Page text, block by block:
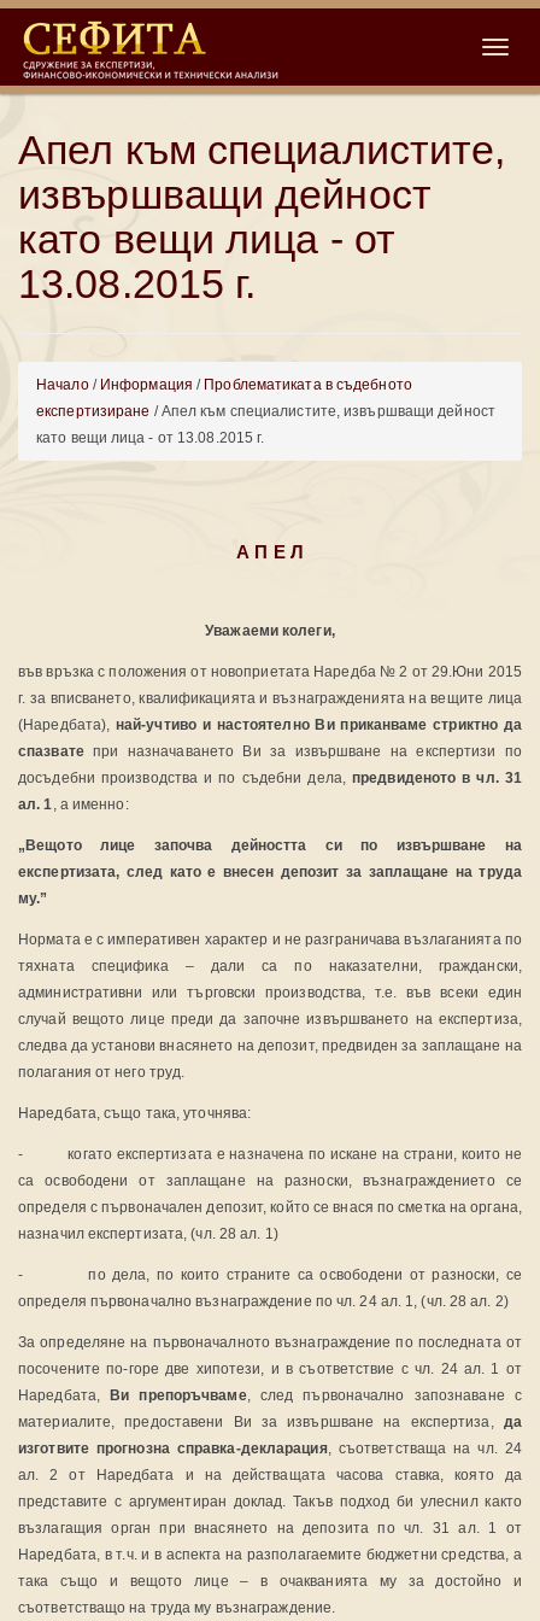
Апел към специалистите,
извършващи дейност
като вещи лица - от
13.08.2015 г.
Начало/ Информация / Проблематиката в съдебното
експертизиране / Апел към специалистите, извършващи дейност
като вещи лица - от 13.08.2015 г.
А П Е Л
Уважаеми колеги,
във връзка с положения от новоприетата Наредба № 2 от 29.Юни 2015
г. за вписването, квалификацията и възнагражденията на вещите лица
(Наредбата), най-учтиво и настоятелно Ви приканваме стриктно да
спазватепри назначаването Ви за извършване на експертизи по
досъдебни производства и по съдебни дела, предвиденото в чл. 31
ал. 1 , а именно:
„Вещото лице започва дейността си по извършване на
експертизата, след като е внесен депозит за заплащане на труда
му.”
Нормата е с императивен характер и не разграничава възлаганията по
тяхната специфика – дали са по наказателни, граждански,
административни или търговски производства, т.е. във всеки един
случай вещото лице преди да започне извършването на експертиза,
следва да установи внасянето на депозит, предвиден за заплащане на
полагания от него труд.
Наредбата, също така, уточнява:
- когато експертизата е назначена по искане на страни, които не
са освободени от заплащане на разноски, възнаграждението се
определя с първоначален депозит, който се внася по сметка на органа,
назначил експертизата, (чл. 28 ал. 1)
- по дела, по които страните са освободени от разноски, се
определя първоначално възнаграждение по чл. 24 ал. 1, (чл. 28 ал. 2)
За определяне на първоначалното възнаграждение по последната от
посочените по-горе две хипотези, и в съответствие с чл. 24 ал. 1 от
Наредбата,Ви препоръчваме, след първоначално запознаване с
материалите, предоставени Ви за извършване на експертиза, да
изготвите прогнозна справка-декларация, съответстваща на чл. 24
ал. 2 от Наредбата и на действащата часова ставка, която да
представите с аргументиран доклад. Такъв подход би улеснил както
възлагащия орган при внасянето на депозита по чл. 31 ал. 1 от
Наредбата, в т.ч. и в аспекта на разполагаемите бюджетни средства, а
така също и вещото лице – в очакванията му за достойно и
съответстващо на труда му възнаграждение.